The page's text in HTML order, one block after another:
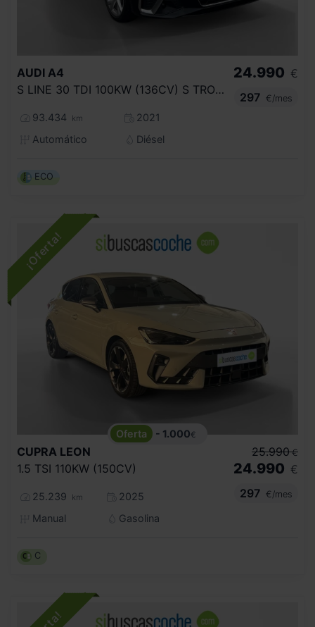
AUDI A4
S LINE 30 TDI 100KW (136CV) S TRONIC
93.434 km
2021
Automático
Diésel
24.990 €
297
€/mes
ECO
- 1.000€
CUPRA LEON
1.5 TSI 110KW (150CV)
25.239 km
2025
Manual
Gasolina
25.990 €
24.990 €
297
€/mes
C